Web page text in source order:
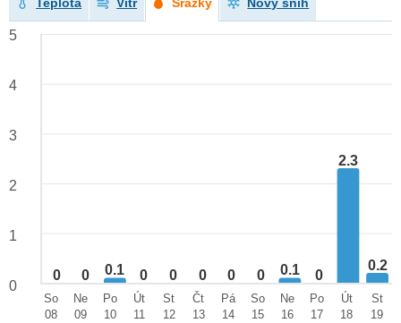
0 0 0.1 0 0 0 0 0 0.1 0
2.3
0.2
5
4
3
2
1
0
So
08
Ne
09
Po
10
Út
11
St
12
Čt
13
Pá
14
So
15
Ne
16
Po
17
Út
18
St
19